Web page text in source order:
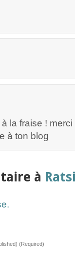
la fraise !
à ton blog
à
(Required)